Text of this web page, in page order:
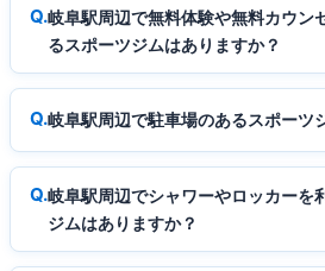
岐阜駅周辺で無料体験や無料カウン
るスポーツジムはありますか？
岐阜駅周辺で駐車場のあるスポーツ
岐阜駅周辺でシャワーやロッカーを
ジムはありますか？